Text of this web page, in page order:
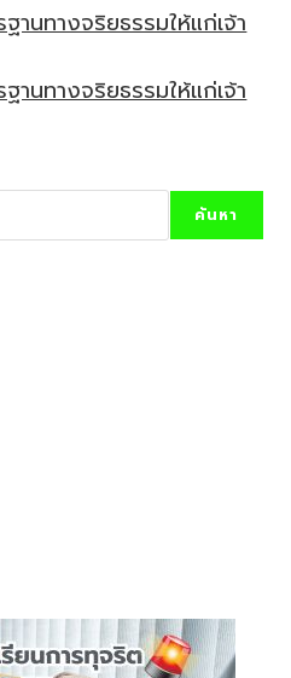
านทางจริยธรรมให้แก่เจ้า
านทางจริยธรรมให้แก่เจ้า
ค้นหา